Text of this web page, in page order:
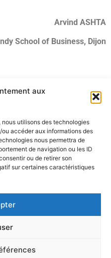
aux
utilisons des technologies
accéder aux informations des
nous permettra de
de navigation ou les ID
ou de retirer son
sur certaines caractéristiques
Arvind ASHTA
School of Business, Dijon
sur l'Innovation